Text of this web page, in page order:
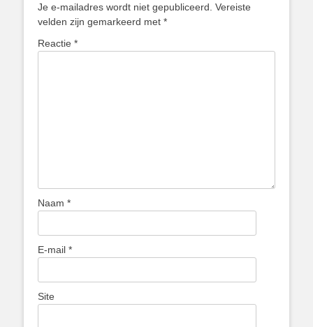
Je e-mailadres wordt niet gepubliceerd. Vereiste
velden zijn gemarkeerd met *
Reactie *
Naam *
E-mail *
Site